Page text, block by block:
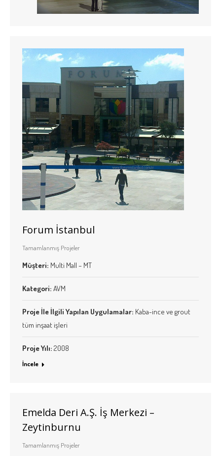
Forum İstanbul
Tamamlanmış Projeler
Müşteri: Multi Mall – MT
Kategori: AVM
Proje İle İlgili Yapılan Uygulamalar: Kaba-ince ve grout
tüm inşaat işleri
Proje Yılı: 2008
İncele
Emelda Deri A.Ş. İş Merkezi –
Zeytinburnu
Tamamlanmış Projeler